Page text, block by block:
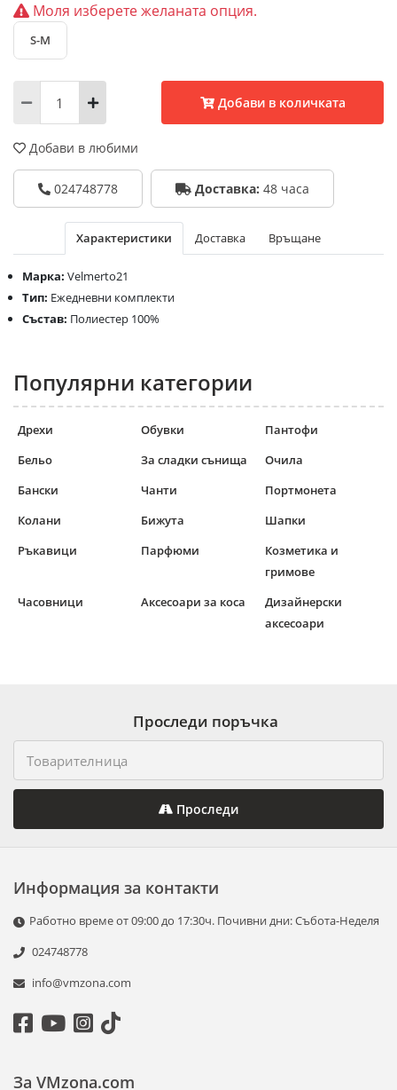
Моля изберете желаната опция.
S-M
Добави в количката
Добави в любими
024748778 Доставка: 48 часа
Характеристики Доставка Връщане
Марка: Velmerto21
Тип: Ежедневни комплекти
Състав: Полиестер 100%
Популярни категории
Дрехи Обувки
Пантофи
Бельо
За сладки сънища
Очила
Бански
Чанти
Портмонета
Колани
Бижута
Шапки
Ръкавици
Парфюми
Козметика и
гримове
Часовници
Аксесоари за коса
Дизайнерски
аксесоари
Проследи поръчка
Проследи
Информация за контакти
Работно време от 09:00 до 17:30ч. Почивни дни: Събота-Неделя
024748778
info@vmzona.com
За VMzona.com